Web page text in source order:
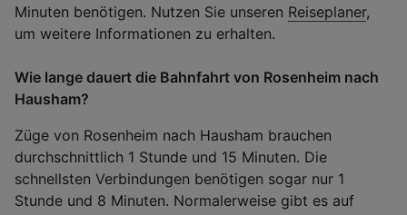
Minuten benötigen. Nutzen Sie unseren Reiseplaner,
um weitere Informationen zu erhalten.
Wie lange dauert die Bahnfahrt von Rosenheim nach
Hausham?
Züge von Rosenheim nach Hausham brauchen
durchschnittlich 1 Stunde und 15 Minuten. Die
schnellsten Verbindungen benötigen sogar nur 1
Stunde und 8 Minuten. Normalerweise gibt es auf